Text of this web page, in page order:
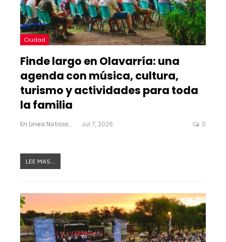
Ciudad
Finde largo en Olavarría: una
agenda con música, cultura,
turismo y actividades para toda
la familia
En Linea Noticias Jul 7, 2026 0
LEE MAS...